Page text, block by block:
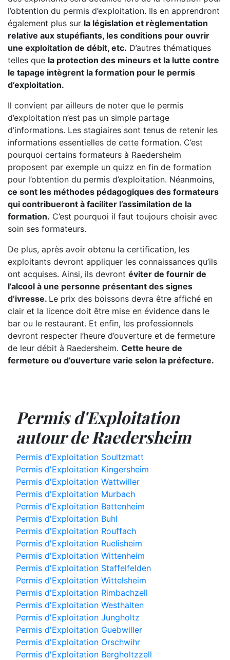
l’obtention du permis d’exploitation. Ils en apprendront
également plus sur la législation et règlementation
relative aux stupéfiants, les conditions pour ouvrir
une exploitation de débit, etc. D’autres thématiques
telles que la protection des mineurs et la lutte contre
le tapage intègrent la formation pour le permis
d’exploitation.
Il convient par ailleurs de noter que le permis
d’exploitation n’est pas un simple partage
d’informations. Les stagiaires sont tenus de retenir les
informations essentielles de cette formation. C’est
pourquoi certains formateurs à Raedersheim
proposent par exemple un quizz en fin de formation
pour l’obtention du permis d’exploitation. Néanmoins,
ce sont les méthodes pédagogiques des formateurs
qui contribueront à faciliter l’assimilation de la
formation. C’est pourquoi il faut toujours choisir avec
soin ses formateurs.
De plus, après avoir obtenu la certification, les
exploitants devront appliquer les connaissances qu’ils
ont acquises. Ainsi, ils devront éviter de fournir de
l’alcool à une personne présentant des signes
d’ivresse. Le prix des boissons devra être affiché en
clair et la licence doit être mise en évidence dans le
bar ou le restaurant. Et enfin, les professionnels
devront respecter l’heure d’ouverture et de fermeture
de leur débit à Raedersheim. Cette heure de
fermeture ou d’ouverture varie selon la préfecture.
Permis d'Exploitation
autour de Raedersheim
Permis d'Exploitation Soultzmatt
Permis d'Exploitation Kingersheim
Permis d'Exploitation Wattwiller
Permis d'Exploitation Murbach
Permis d'Exploitation Battenheim
Permis d'Exploitation Buhl
Permis d'Exploitation Rouffach
Permis d'Exploitation Ruelisheim
Permis d'Exploitation Wittenheim
Permis d'Exploitation Staffelfelden
Permis d'Exploitation Wittelsheim
Permis d'Exploitation Rimbachzell
Permis d'Exploitation Westhalten
Permis d'Exploitation Jungholtz
Permis d'Exploitation Guebwiller
Permis d'Exploitation Orschwihr
Permis d'Exploitation Bergholtzzell